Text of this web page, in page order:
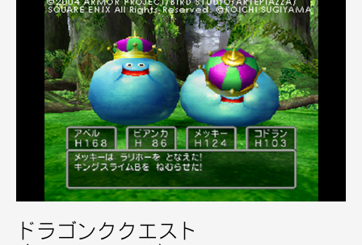
ドラゴンククエスト